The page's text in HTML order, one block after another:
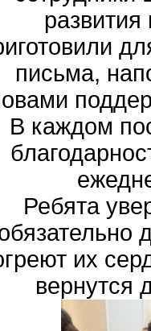
письма,
В каждом
Ребята
их
вернутся